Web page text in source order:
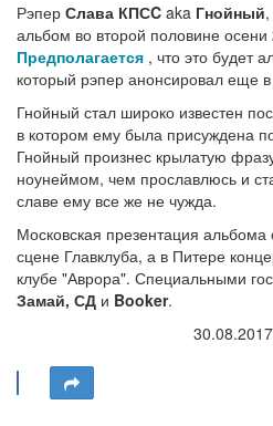
Рэпер Слава КПСC aka Гнойный
альбом во второй половине осени
Предполагается , что это будет
который рэпер анонсировал еще
Гнойный стал широко известен
в котором ему была присуждена
Гнойный произнес крылатую
ноунеймом, чем прославлюсь и
славе ему все же не чужда.
Московская презентация альбома
сцене Главклуба, а в Питере
клубе "Аврора". Специальными
Замай, СД и Booker.